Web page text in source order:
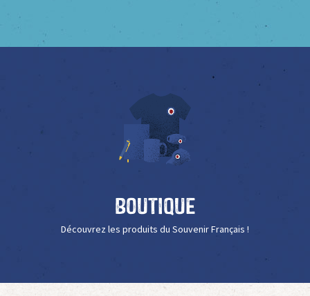
Boutique
Découvrez les produits du Souvenir Français !